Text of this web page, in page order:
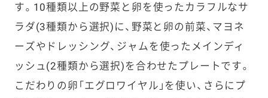
す。10種類以上の野菜と卵を使ったカラフルなサ
ラダ(3種類から選択)に、野菜と卵の前菜、マヨネ
ーズやドレッシング、ジャムを使ったメインディ
ッシュ(2種類から選択)を合わせたプレートです。
こだわりの卵「エグロワイヤル」を使い、さらにプ